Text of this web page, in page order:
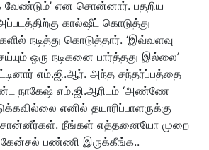
வேண்டும்’ என சொன்னார். பதறிய
கால்ஷீட் கொடுத்து
நடித்து கொடுத்தார். ‘இவ்வளவு
ஒரு நடிகனை பார்த்தது இல்லை’
எம்.ஜி.ஆர். அந்த சந்தர்ப்பத்தை
நாகேஷ் எம்.ஜி.ஆரிடம் ‘அண்ணே
எனில் தயாரிப்பாளருக்கு
நீங்கள் எத்தனையோ முறை
கேன்சல் பண்ணி இருக்கீங்க..